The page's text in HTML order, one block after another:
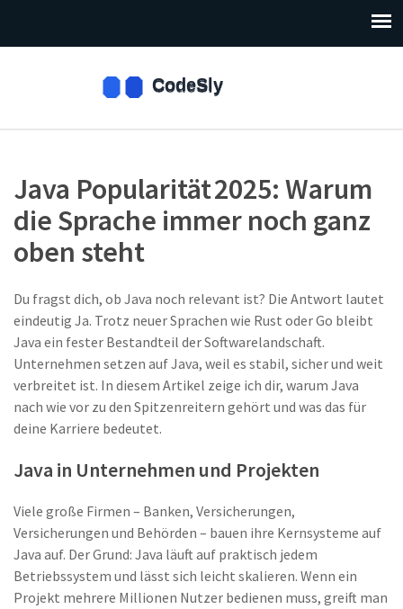
Java Popularität 2025: Warum
die Sprache immer noch ganz
oben steht
Du fragst dich, ob Java noch relevant ist? Die Antwort lautet
eindeutig Ja. Trotz neuer Sprachen wie Rust oder Go bleibt
Java ein fester Bestandteil der Softwarelandschaft.
Unternehmen setzen auf Java, weil es stabil, sicher und weit
verbreitet ist. In diesem Artikel zeige ich dir, warum Java
nach wie vor zu den Spitzenreitern gehört und was das für
deine Karriere bedeutet.
Java in Unternehmen und Projekten
Viele große Firmen – Banken, Versicherungen,
Versicherungen und Behörden – bauen ihre Kernsysteme auf
Java auf. Der Grund: Java läuft auf praktisch jedem
Betriebssystem und lässt sich leicht skalieren. Wenn ein
Projekt mehrere Millionen Nutzer bedienen muss, greift man